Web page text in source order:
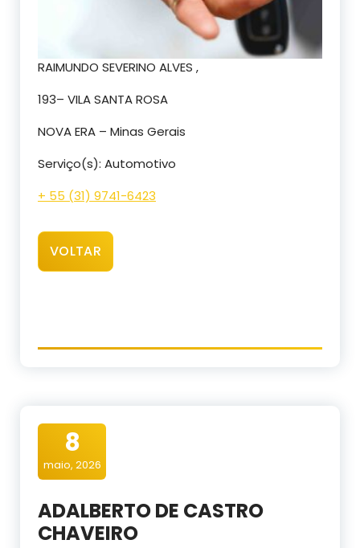
RAIMUNDO SEVERINO ALVES ,
193– VILA SANTA ROSA
NOVA ERA – Minas Gerais
Serviço(s): Automotivo
+ 55 (31) 9741-6423
VOLTAR
8
maio, 2026
ADALBERTO DE CASTRO
CHAVEIRO